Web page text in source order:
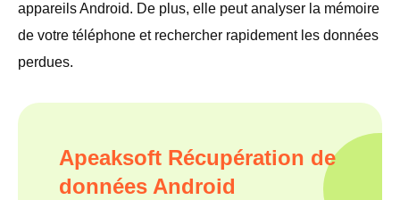
appareils Android. De plus, elle peut analyser la mémoire
de votre téléphone et rechercher rapidement les données
perdues.
Apeaksoft Récupération de
données Android